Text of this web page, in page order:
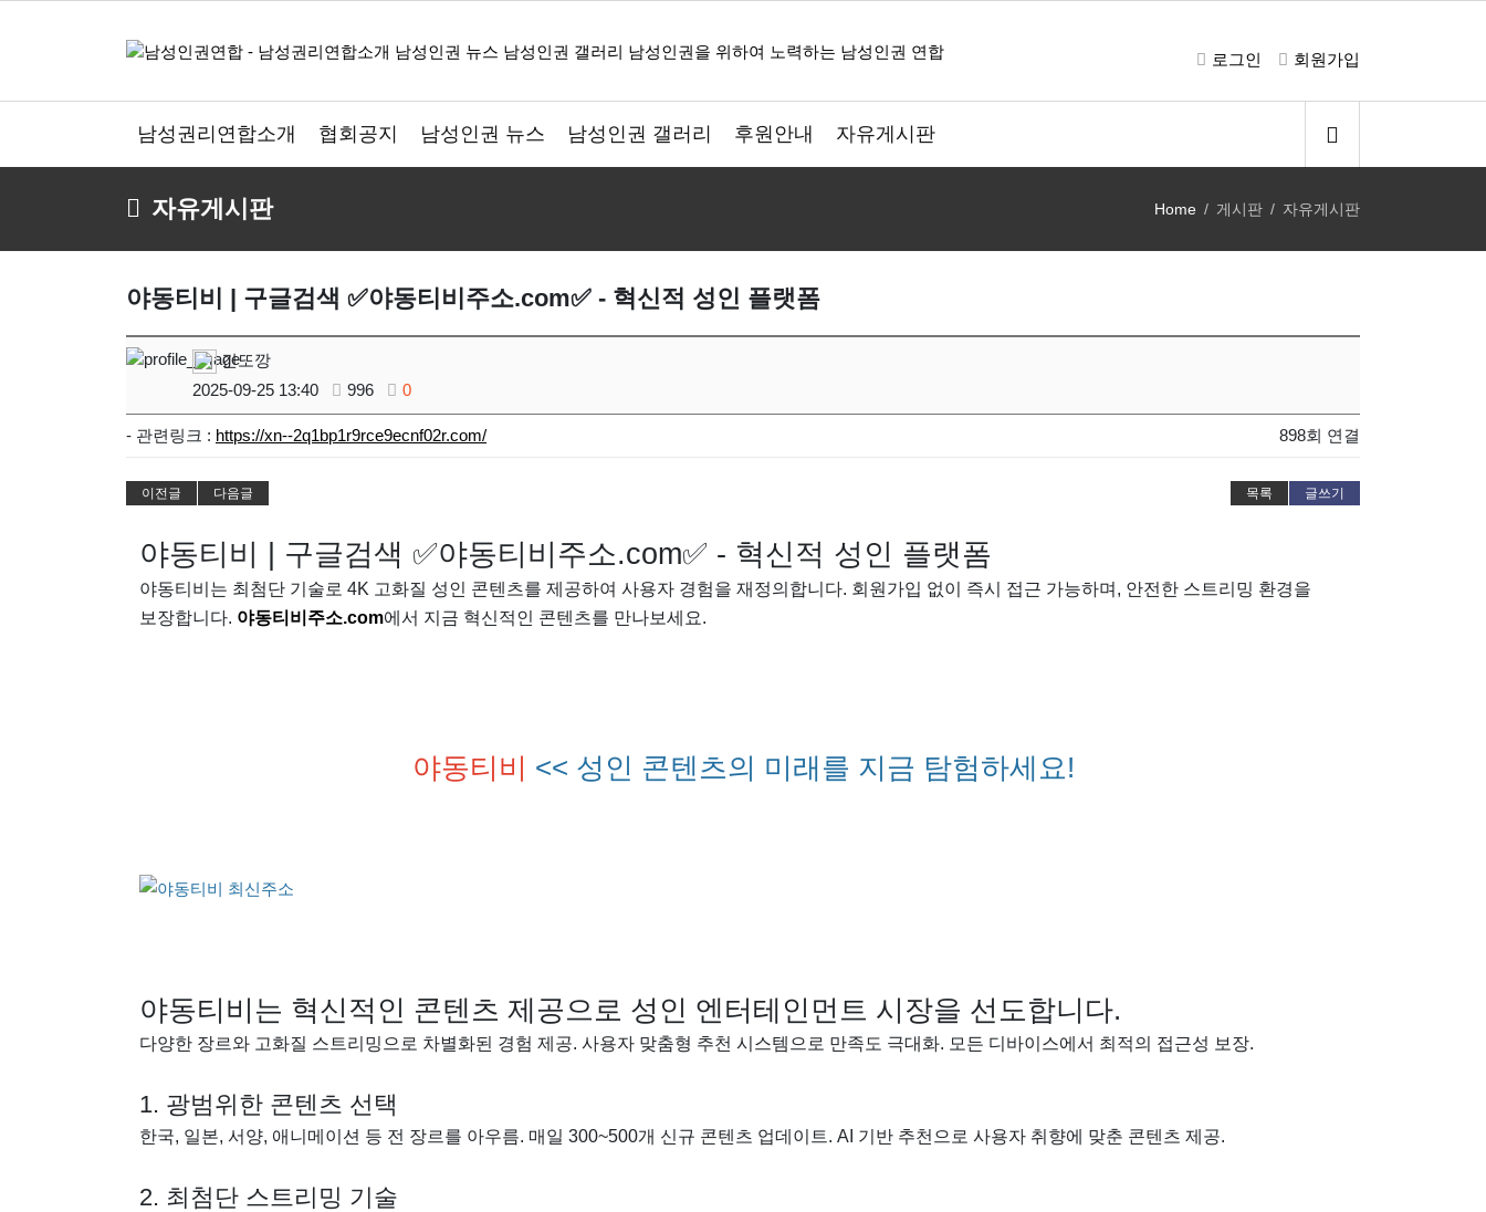
로그인 회원가입
남성권리연합소개 협회공지 남성인권 뉴스 남성인권 갤러리 후원안내 자유게시판
자유게시판 Home 게시판 자유게시판
야동티비 | 구글검색 ✅야동티비주소.com✅ - 혁신적 성인 플랫폼
긴또깡
2025-09-25 13:40
996 0
- 관련링크 : https://xn--2q1bp1r9rce9ecnf02r.com/ 898회 연결
이전글 다음글 목록 글쓰기
야동티비 | 구글검색 ✅야동티비주소.com✅ - 혁신적 성인 플랫폼
야동티비는 최첨단 기술로 4K 고화질 성인 콘텐츠를 제공하여 사용자 경험을 재정의합니다. 회원가입 없이 즉시 접근 가능하며, 안전한 스트리밍 환경을
보장합니다. 야동티비주소.com에서 지금 혁신적인 콘텐츠를 만나보세요.
야동티비 << 성인 콘텐츠의 미래를 지금 탐험하세요!
야동티비는 혁신적인 콘텐츠 제공으로 성인 엔터테인먼트 시장을 선도합니다.
다양한 장르와 고화질 스트리밍으로 차별화된 경험 제공. 사용자 맞춤형 추천 시스템으로 만족도 극대화. 모든 디바이스에서 최적의 접근성 보장.
1. 광범위한 콘텐츠 선택
한국, 일본, 서양, 애니메이션 등 전 장르를 아우름. 매일 300~500개 신규 콘텐츠 업데이트. AI 기반 추천으로 사용자 취향에 맞춘 콘텐츠 제공.
2. 최첨단 스트리밍 기술